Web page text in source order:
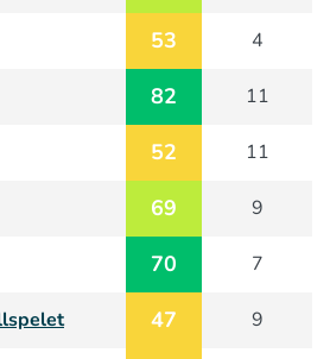
53 4
82 11
52 11
69 9
70 7
47 9